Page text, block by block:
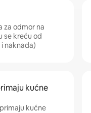
za odmor na
se kreću od
i naknada)
kućne
kućne